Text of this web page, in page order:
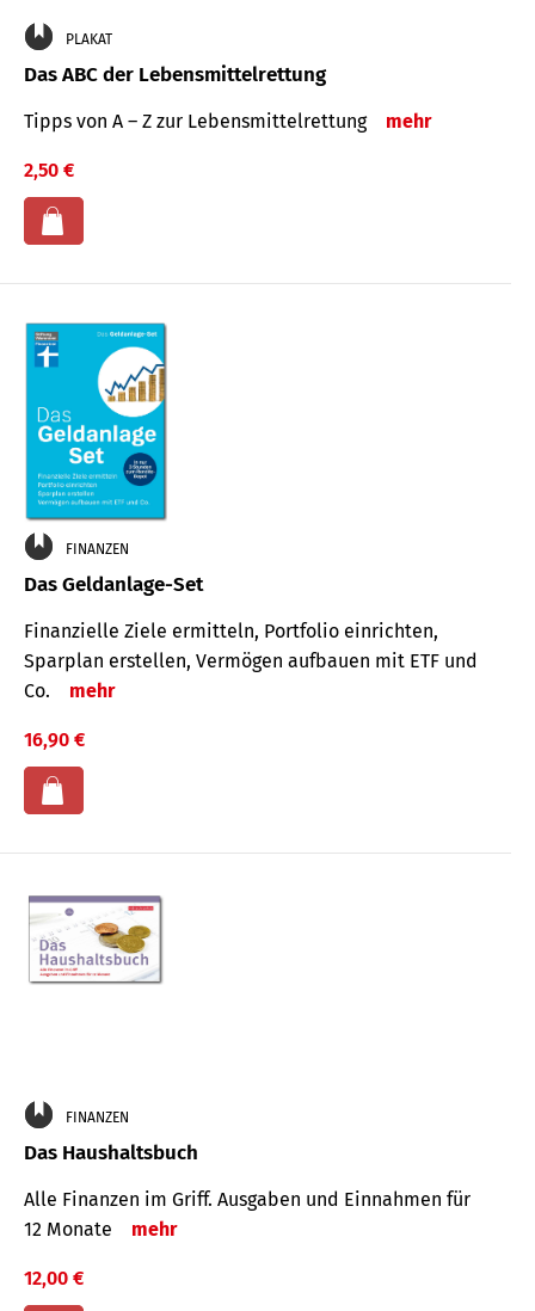
PLAKAT
Das ABC der Lebensmittelrettung
Tipps von A – Z zur Lebensmittelrettung mehr
2,50 €
FINANZEN
Das Geldanlage-Set
Finanzielle Ziele ermitteln, Portfolio einrichten,
Sparplan erstellen, Vermögen aufbauen mit ETF und
Co.
mehr
16,90 €
FINANZEN
Das Haushaltsbuch
Alle Finanzen im Griff. Aus­gaben und Ein­nahmen für
12 Monate
mehr
12,00 €